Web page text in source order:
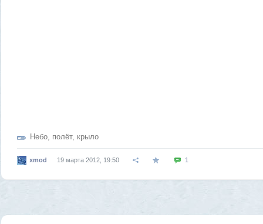
Небо, полёт, крыло
xmod 19 марта 2012, 19:50 1